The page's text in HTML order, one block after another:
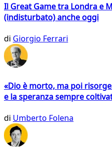
Il Great Game tra Londra e
(indisturbato) anche oggi
di Giorgio Ferrari
«Dio è morto, ma poi
e la speranza sempre
di Umberto Folena